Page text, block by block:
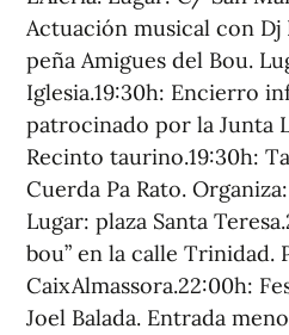
Actuación musical con Dj
peña Amigues del Bou.
Iglesia.19:30h: Encierro
patrocinado por la Junta
Recinto taurino.19:30h:
Cuerda Pa Rato.
Lugar: plaza Santa
bou” en la calle Trinidad.
CaixAlmassora.22:00h:
Joel Balada. Entrada